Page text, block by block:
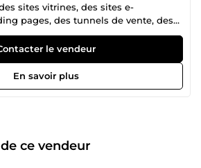
sites vitrines, des sites e-
pages, des tunnels de vente, des
bien plus encore. ⭐ Plus de 200 avis
négatif Je m'appelle Donatien,
5 ans dans la création de sites web
Je propose mes services sur
vos projets et je vous garantirai un
le vendeur
En savoir plus
ce vendeur